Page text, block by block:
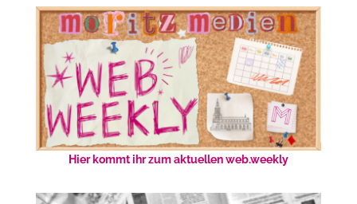
Hier kommt ihr zum aktuellen web.weekly